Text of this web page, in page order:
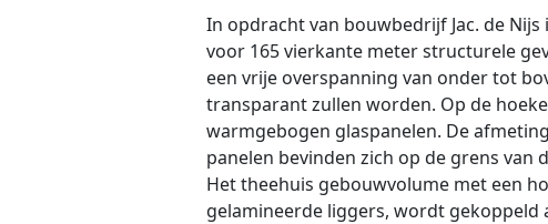
In opdracht van bouwbedrijf Jac. de
voor 165 vierkante meter structurele
een vrije overspanning van onder tot
transparant zullen worden. Op de
warmgebogen glaspanelen. De
panelen bevinden zich op de grens van
Het theehuis gebouwvolume met een
gelamineerde liggers, wordt gekoppeld